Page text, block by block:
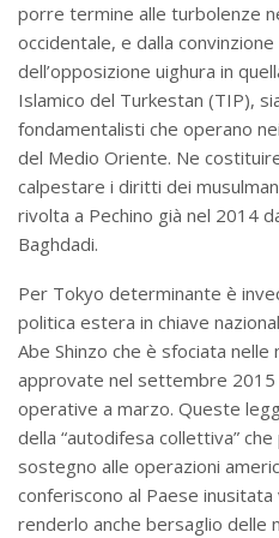
porre termine alle turbolenze
occidentale, e dalla
dell’opposizione uighura in
Islamico del Turkestan (TIP),
fondamentalisti che operano
del Medio Oriente. Ne
calpestare i diritti dei
rivolta a Pechino già nel 2014
Baghdadi.
Per Tokyo determinante è
politica estera in chiave
Abe Shinzo che è sfociata
approvate nel settembre
operative a marzo. Queste
della “autodifesa collettiva”
sostegno alle operazioni
conferiscono al Paese
renderlo anche bersaglio delle